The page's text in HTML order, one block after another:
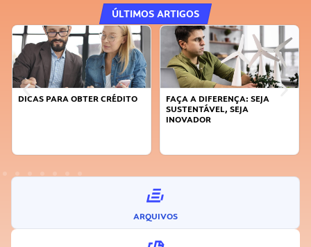
ÚLTIMOS ARTIGOS
DICAS PARA OBTER CRÉDITO
FAÇA A DIFERENÇA: SEJA
SUSTENTÁVEL, SEJA
INOVADOR
ARQUIVOS